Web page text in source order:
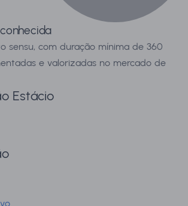
sensu, com duração mínima de 360
e valorizadas no mercado de
Estácio